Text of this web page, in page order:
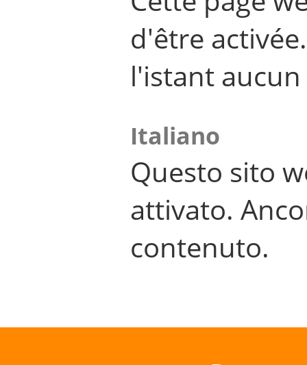
d'être
l'istant
Italiano
Questo sito
attivato.
contenuto.